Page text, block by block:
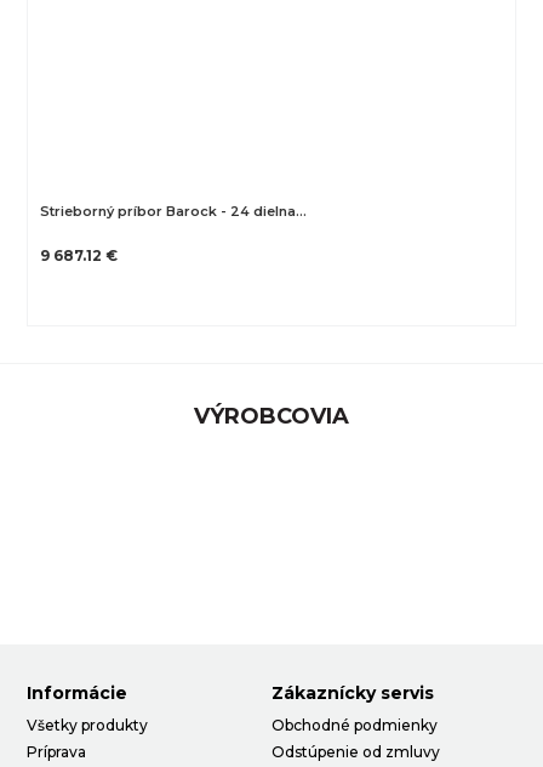
Strieborný príbor Barock - 24 dielna…
9 687.12 €
VÝROBCOVIA
Informácie
Všetky produkty
Príprava
Zákaznícky servis
Obchodné podmienky
Odstúpenie od zmluvy